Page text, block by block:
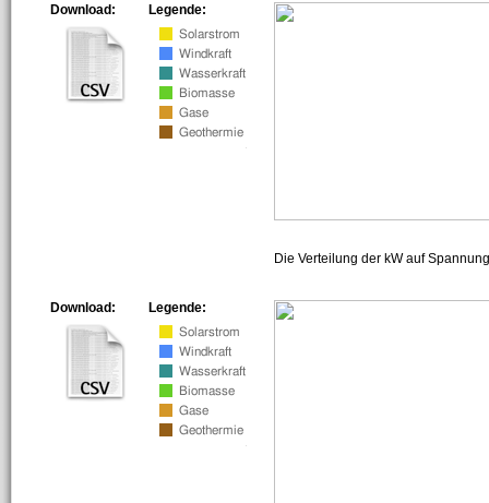
Legende:
Download:
Die Verteilung der kW auf
Legende:
Download: